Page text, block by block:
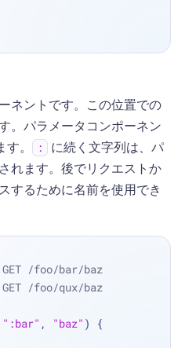
ネントです。この位置での
。パラメータコンポーネン
。 :
に続く文字列は、パ
れます。後でリクエストか
するために名前を使用でき
/foo/bar/baz
/foo/qux/baz
":bar" , "baz" ) {